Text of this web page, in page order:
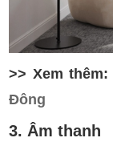
>> Xem thêm:
Đông
3. Âm thanh